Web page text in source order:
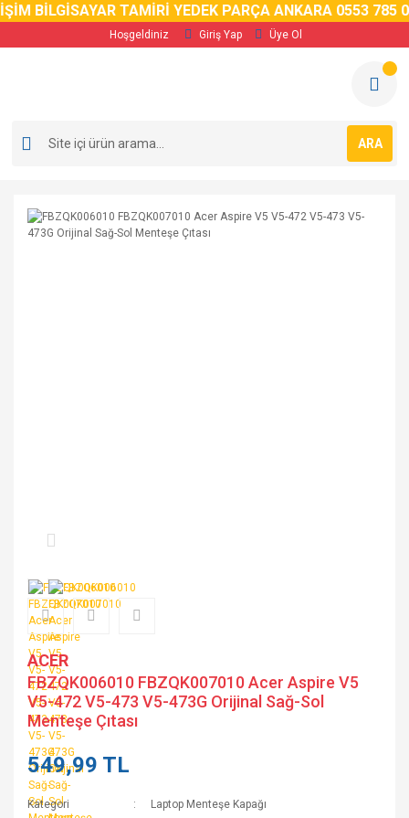
BİLGİSAYAR TAMİRİ YEDEK PARÇA ANKARA 0553 785 02
Hoşgeldiniz Giriş Yap Üye Ol
ARA
ACER
FBZQK006010 FBZQK007010 Acer Aspire V5
V5-472 V5-473 V5-473G Orijinal Sağ-Sol
Menteşe Çıtası
549,99 TL
Kategori
Laptop Menteşe Kapağı